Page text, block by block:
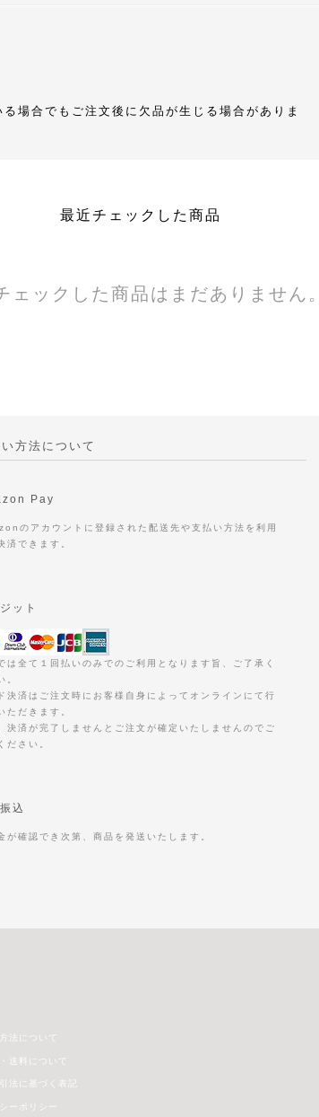
場合でもご注文後に欠品が生じる場合がありま
最近チェックした商品
ェックした商品はまだありません。
方法について
Pay
のアカウントに登録された配送先や支払い方法を利用
済できます。
ット
は全て１回払いのみでのご利用となります旨、ご了承く
。
決済はご注文時にお客様自身によってオンラインにて行
ただきます。
決済が完了しませんとご注文が確定いたしませんのでご
ださい。
込
が確認でき次第、商品を発送いたします。
法について
送料について
法に基づく表記
ーポリシー